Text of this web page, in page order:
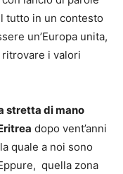
tutto in un contesto
un’Europa unita,
i valori
stretta di mano
dopo vent’anni
quale a noi sono
quella zona